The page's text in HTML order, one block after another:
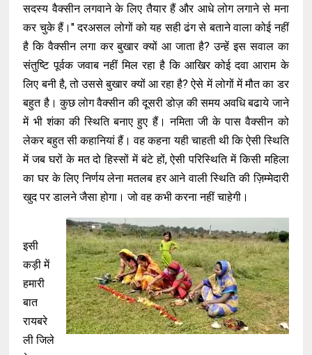
सदस्य वैक्सीन लगवाने के लिए तैयार हैं और आधे लोग लगाने से मना
कर चुके हैं।" दरअसल लोगों को यह सही ढंग से बताने वाला कोई नहीं
है कि वैक्सीन लगा कर बुखार क्यों आ जाता है? उन्हें इस सवाल का
संतुष्टि पूर्वक जवाब नहीं मिल रहा है कि आखिर कोई दवा आराम के
लिए बनी है, तो उससे बुखार क्यों आ रहा है? ऐसे में लोगों में मौत का डर
बहुत है। कुछ लोग वैक्सीन की दूसरी डोज़ की समय अवधि बढाये जाने
में भी शंका की स्थिति बनाए हुए हैं। नमिता जी के पास वैक्सीन को
लेकर बहुत सी कहानियां हैं। वह कहना यही चाहती थी कि ऐसी स्थिति
में जब घरों के मत दो हिस्सों में बंटे हों, ऐसी परिस्थिति में किसी महिला
का घर के लिए निर्णय लेना मतलब हर आने वाली स्थिति की ज़िम्मेदारी
खुद पर डालने जैसा होगा। जो वह कभी करना नहीं चाहेगी।
इसी
कड़ी में
हमारी
बात
रायबरे
ली जिले